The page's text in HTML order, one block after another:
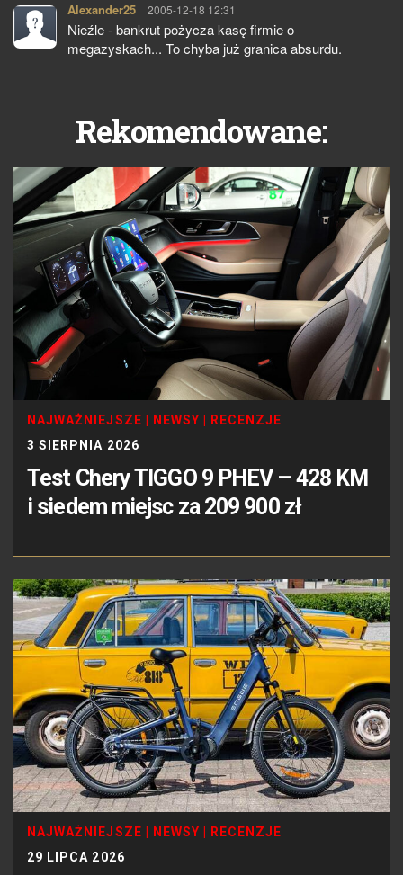
Alexander25 pisze:
2005-12-18 12:31
Nieźle - bankrut pożycza kasę firmie o
megazyskach... To chyba już granica absurdu.
Rekomendowane:
NAJWAŻNIEJSZE NEWSY
RECENZJE
3 SIERPNIA 2026
Test Chery TIGGO 9 PHEV – 428 KM
i siedem miejsc za 209 900 zł
NAJWAŻNIEJSZE NEWSY
RECENZJE
29 LIPCA 2026